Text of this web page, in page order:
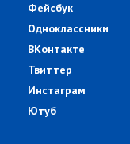
Фейсбук
Одноклассники
ВКонтакте
Твиттер
Инстаграм
Ютуб